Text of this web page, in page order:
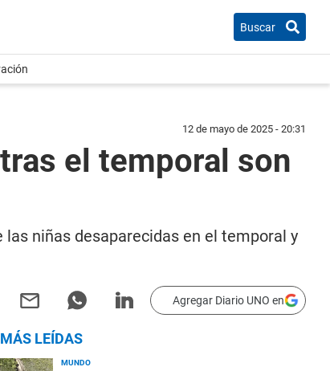
Buscar
12 de mayo de 2025 - 20:31
el temporal son
niñas desaparecidas en el temporal y
Agregar Diario UNO en
LEÍDAS
MUNDO